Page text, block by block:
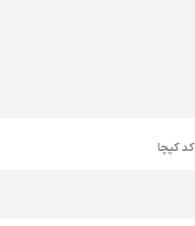
کد کپچا